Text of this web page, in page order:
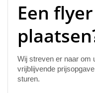
Een
Wij streven er naar om
vrijblijvende
sturen.